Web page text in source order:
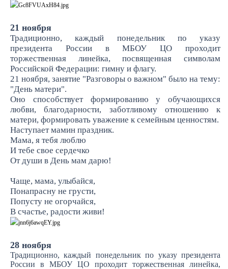
21 ноября
Традиционно, каждый понедельник по указу
президента России в МБОУ ЦО проходит
торжественная линейка, посвященная символам
Российской Федерации: гимну и флагу.
21 ноября, занятие "Разговоры о важном" было на тему:
"День матери".
Оно способствует формированию у обучающихся
любви, благодарности, заботливому отношению к
матери, формировать уважение к семейным ценностям.
Наступает мамин праздник.
Мама, я тебя люблю
И тебе свое сердечко
От души в День мам дарю!
Чаще, мама, улыбайся,
Понапрасну не грусти,
Попусту не огорчайся,
В счастье, радости живи!
28 ноября
Традиционно, каждый понедельник по указу президента
России в МБОУ ЦО проходит торжественная линейка,